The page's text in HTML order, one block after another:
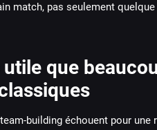
match, pas seulement
que
building échouent pour une